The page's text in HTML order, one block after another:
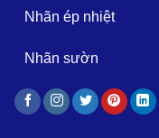
Nhãn ép nhiệt
Nhãn sườn